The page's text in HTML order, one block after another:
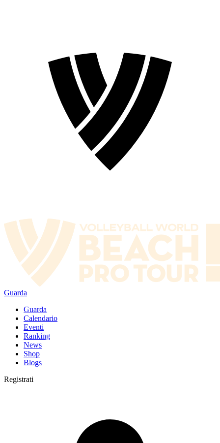
Guarda
Guarda
Calendario
Eventi
Ranking
News
Shop
Blogs
Registrati